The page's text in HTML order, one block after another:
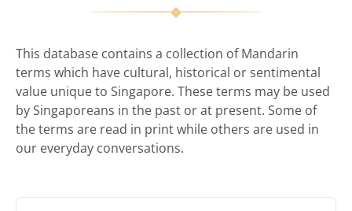
This database contains a collection of Mandarin
terms which have cultural, historical or sentimental
value unique to Singapore. These terms may be used
by Singaporeans in the past or at present. Some of
the terms are read in print while others are used in
our everyday conversations.